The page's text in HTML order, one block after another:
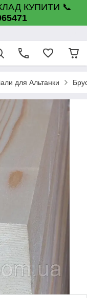
КУПИТИ 📞
для Альтанки